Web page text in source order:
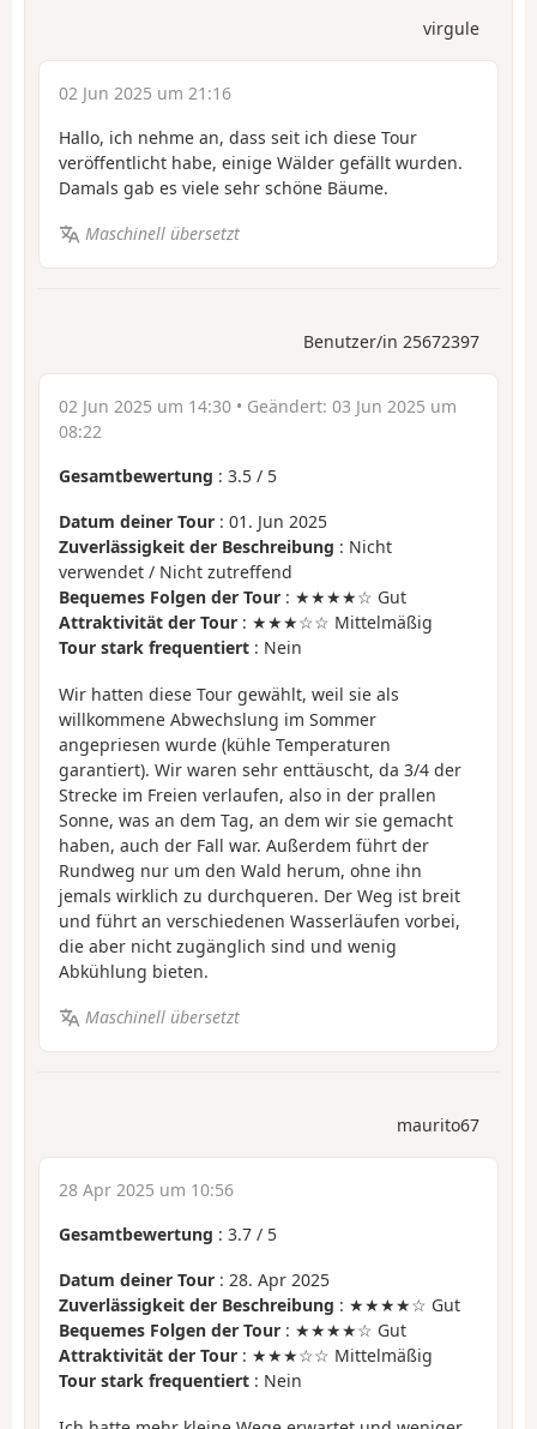
virgule
02 Jun 2025 um 21:16
Hallo, ich nehme an, dass seit ich diese Tour
veröffentlicht habe, einige Wälder gefällt wurden.
Damals gab es viele sehr schöne Bäume.
Maschinell übersetzt
Benutzer/in 25672397
02 Jun 2025 um 14:30 • Geändert: 03 Jun 2025 um
08:22
Gesamtbewertung : 3.5 / 5
Datum deiner Tour : 01. Jun 2025
Zuverlässigkeit der Beschreibung : Nicht
verwendet / Nicht zutreffend
Bequemes Folgen der Tour : ★★★★☆ Gut
Attraktivität der Tour : ★★★☆☆ Mittelmäßig
Tour stark frequentiert : Nein
Wir hatten diese Tour gewählt, weil sie als
willkommene Abwechslung im Sommer
angepriesen wurde (kühle Temperaturen
garantiert). Wir waren sehr enttäuscht, da 3/4 der
Strecke im Freien verlaufen, also in der prallen
Sonne, was an dem Tag, an dem wir sie gemacht
haben, auch der Fall war. Außerdem führt der
Rundweg nur um den Wald herum, ohne ihn
jemals wirklich zu durchqueren. Der Weg ist breit
und führt an verschiedenen Wasserläufen vorbei,
die aber nicht zugänglich sind und wenig
Abkühlung bieten.
Maschinell übersetzt
maurito67
28 Apr 2025 um 10:56
Gesamtbewertung : 3.7 / 5
Datum deiner Tour : 28. Apr 2025
Zuverlässigkeit der Beschreibung : ★★★★☆ Gut
Bequemes Folgen der Tour : ★★★★☆ Gut
Attraktivität der Tour : ★★★☆☆ Mittelmäßig
Tour stark frequentiert : Nein